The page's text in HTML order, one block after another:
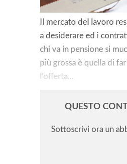
Il mercato del lavoro
a desiderare ed i
chi va in pensione si
più grossa è quella di
l’offerta...
QUESTO
Sottoscrivi ora un